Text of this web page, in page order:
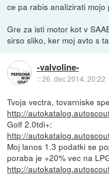
ce pa rabis analizirati mojo
Gre za isti motor kot v
sirso sliko, ker moj avto s
-valvoline-
::26. dec 2014, 20:22
Tvoja vectra, tovarniske
http://
Golf 2.0tdi+:
http://
Moj lanos 1.3 podatki se
poraba je +20% vec na
http://